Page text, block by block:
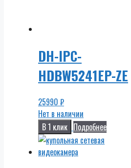
DH-IPC-
HDBW5241EP-ZE
25990 ₽
Нет в наличии
В 1 клик Подробнее